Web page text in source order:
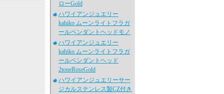
ローGold
ハワイアンジュエリー
kahiko ムーンライトフラガ
ールペンダントヘッドモノ
ハワイアンジュエリー
kahiko ムーンライトフラガ
ールペンダントヘッド
2toneRoseGold
ハワイアンジュエリーサー
ジカルステンレス製CZ付き